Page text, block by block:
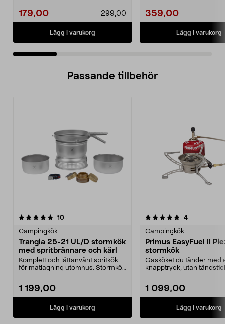
179,00 299,00
Lägg i varukorg
359,00
Lägg i varukorg
Passande tillbehör
10recensioner
Campingkök
Trangia 25-21 UL/D stormkök
med spritbrännare och kärl
Komplett och lättanvänt spritkök
för matlagning utomhus. Stormkök
1 199,00
Lägg i varukorg
5.0av 5 stjärnor 4recensioner
Campingkök
Primus EasyFuel II
stormkök
Gasköket du tänder med
knapptryck, utan
1 099,00
Lägg i varukorg
4.5av 5 stjärnor